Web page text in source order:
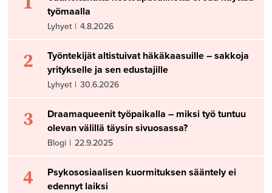
työmaalla
Lyhyet | 4.8.2026
2
Työntekijät altistuivat häkäkaasuille – sakkoja
yritykselle ja sen edustajille
Lyhyet | 30.6.2026
3
Draamaqueenit työpaikalla – miksi työ tuntuu
olevan välillä täysin sivuosassa?
Blogi | 22.9.2025
4
Psykososiaalisen kuormituksen sääntely ei
edennyt laiksi